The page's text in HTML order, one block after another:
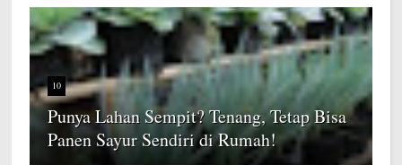
10
Punya Lahan Sempit? Tenang, Tetap Bisa
Panen Sayur Sendiri di Rumah!